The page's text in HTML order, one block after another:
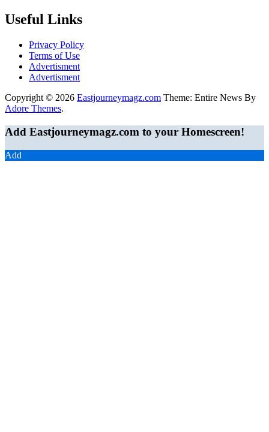
Useful Links
Privacy Policy
Terms of Use
Advertisment
Advertisment
Copyright © 2026 Eastjourneymagz.com Theme: Entire News By
Adore Themes.
Add Eastjourneymagz.com to your Homescreen!
Add